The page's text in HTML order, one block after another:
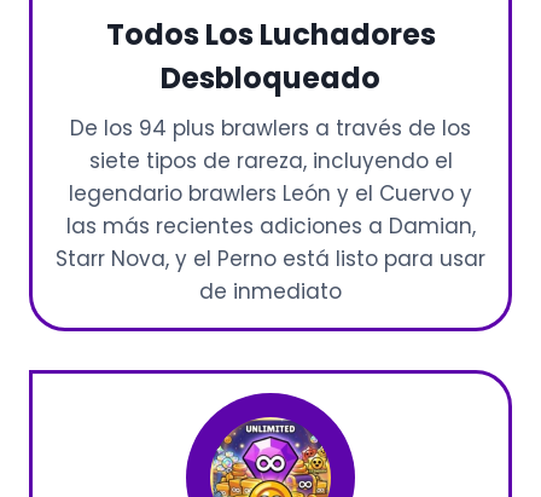
Todos Los Luchadores
Desbloqueado
De los 94 plus brawlers a través de los
siete tipos de rareza, incluyendo el
legendario brawlers León y el Cuervo y
las más recientes adiciones a Damian,
Starr Nova, y el Perno está listo para usar
de inmediato